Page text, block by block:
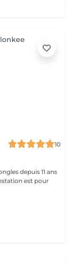
10
depuis 11 ans
est pour